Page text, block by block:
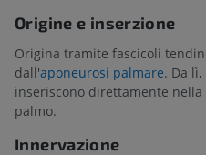
Origine e inserzione
Origina tramite fascicoli
dall'aponeurosi palmare. Da
inseriscono direttamente
palmo.
Innervazione